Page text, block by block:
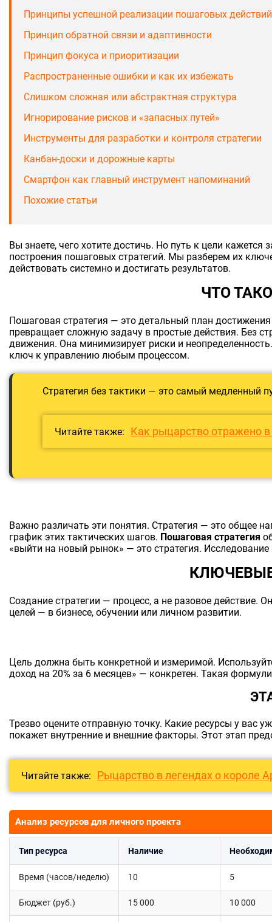
Принципы успешной реализации пошаговых действий
Принцип обратной связи и адаптивности
Принцип фокуса и приоритизации
Распространенные ошибки и как их избежать
Слишком сложная или абстрактная структура
Игнорирование рисков и «запасных путей»
Инструменты для разработки и контроля стратегии
Канбан-доски и дорожные карты
Смартфон как главный инструмент напоминаний
Похожие статьи
Вы знаете, чего хотите достичь. Но путь к цели
построения пошаговых стратегий. Мы разберем их
действовать системно и достигать результатов.
ЧТО
Пошаговая стратегия — это детальный план
превращает сложную задачу в простые действия. Без
движения. Она минимизирует риски и
ключ к управлению любым процессом.
Стратегия без тактики — это самый медленный
Читайте также: Как рыцарство отражено
Важно различать эти понятия. Стратегия — это общее
график этих тактических шагов. Пошаговая стратегия
«выйти на новый рынок» — это стратегия.
Создание стратегии — процесс, а не разовое действие.
целей — в бизнесе, обучении или личном развитии.
Цель должна быть конкретной и измеримой.
доход на 20% за 6 месяцев» — конкретен. Такая
Трезво оцените отправную точку. Какие ресурсы у вас
покажет внутренние и внешние факторы. Этот этап
Читайте также: Рыцарство в легендах о короле
Анализ ресурсов для личного проекта
Тип ресурса Наличие
Время (часов/неделю) 10 5
Бюджет (руб.) 15 000 10 000